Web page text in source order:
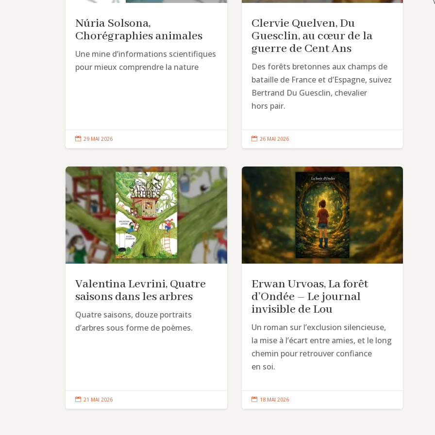
Núria Solsona,
Chorégraphies animales
Une mine d’informations scientifiques
pour mieux comprendre la nature
 29 MAI 2026
Clervie Quelven, Du
Guesclin, au cœur de la
guerre de Cent Ans
Des forêts bretonnes aux champs de
bataille de France et d’Espagne, suivez
Bertrand Du Guesclin, chevalier
hors pair.
 26 MAI 2026
Valentina Levrini, Quatre
saisons dans les arbres
Quatre saisons, douze portraits
d’arbres sous forme de poèmes.
 21 MAI 2026
Erwan Urvoas, La forêt
d’Ondée – Le journal
invisible de Lou
Un roman sur l’exclusion silencieuse,
la mise à l’écart entre amies, et le long
chemin pour retrouver confiance
en soi.
 18 MAI 2026